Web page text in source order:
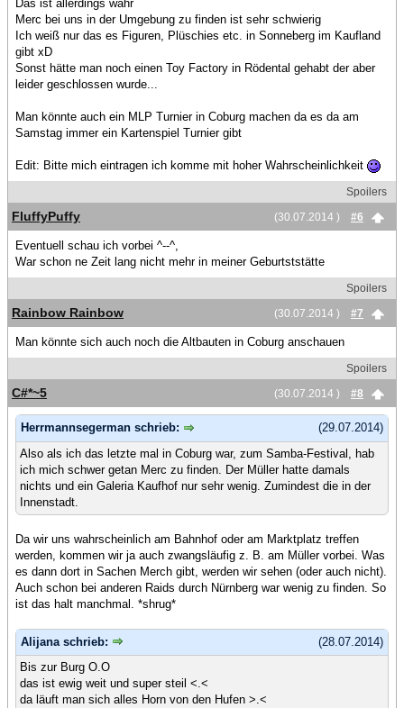
Das ist allerdings wahr
Merc bei uns in der Umgebung zu finden ist sehr schwierig
Ich weiß nur das es Figuren, Plüschies etc. in Sonneberg im Kaufland
gibt xD
Sonst hätte man noch einen Toy Factory in Rödental gehabt der aber
leider geschlossen wurde...
Man könnte auch ein MLP Turnier in Coburg machen da es da am
Samstag immer ein Kartenspiel Turnier gibt
Edit: Bitte mich eintragen ich komme mit hoher Wahrscheinlichkeit
Spoilers
(30.07.2014 )
#6
FluffyPuffy
Eventuell schau ich vorbei ^--^,
War schon ne Zeit lang nicht mehr in meiner Geburtststätte
Spoilers
(30.07.2014 )
#7
Rainbow Rainbow
Man könnte sich auch noch die Altbauten in Coburg anschauen
Spoilers
(30.07.2014 )
#8
C#*~5
(29.07.2014)
Herrmannsegerman schrieb:
Also als ich das letzte mal in Coburg war, zum Samba-Festival, hab
ich mich schwer getan Merc zu finden. Der Müller hatte damals
nichts und ein Galeria Kaufhof nur sehr wenig. Zumindest die in der
Innenstadt.
Da wir uns wahrscheinlich am Bahnhof oder am Marktplatz treffen
werden, kommen wir ja auch zwangsläufig z. B. am Müller vorbei. Was
es dann dort in Sachen Merch gibt, werden wir sehen (oder auch nicht).
Auch schon bei anderen Raids durch Nürnberg war wenig zu finden. So
ist das halt manchmal. *shrug*
(28.07.2014)
Alijana schrieb:
Bis zur Burg O.O
das ist ewig weit und super steil <.<
da läuft man sich alles Horn von den Hufen >.<